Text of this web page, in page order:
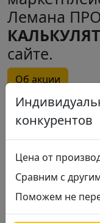
Лемана
сайте.
Об акции
Отзывы (0)
Отзывы
Только
данный товар,
Похожие
конкурентов
Цена от
Сравним с
Поможем не